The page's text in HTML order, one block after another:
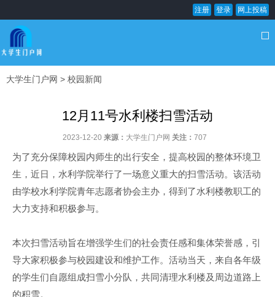
注册 登录 网上投稿
大学生门户网 > 校园新闻
12月11号水利楼扫雪活动
2023-12-20 来源： 大学生门户网 关注： 707
为了充分保障校园内师生的出行安全，提高校园的整体环境卫
生，近日，水利学院举行了一场意义重大的扫雪活动。该活动
由学校水利学院青年志愿者协会主办，得到了水利楼教职工的
大力支持和积极参与。
本次扫雪活动旨在增强学生们的社会责任感和集体荣誉感，引
导大家积极参与校园建设和维护工作。活动当天，来自各年级
的学生们自愿组成扫雪小分队，共同清理水利楼及周边道路上
的积雪。